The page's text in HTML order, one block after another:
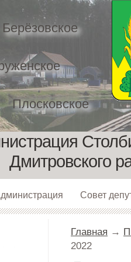
Берёзовское
Плосковское
Совет
Дмитровского
Главная →
2022